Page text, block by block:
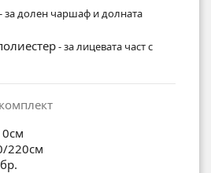
за долен чаршаф и долната
- за лицевата част с
220см